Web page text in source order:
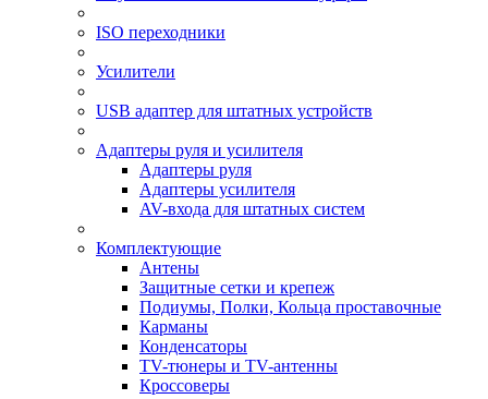
ISO переходники
Усилители
USB адаптер для штатных устройств
Адаптеры руля и усилителя
Адаптеры руля
Адаптеры усилителя
AV-входа для штатных систем
Комплектующие
Антены
Защитные сетки и крепеж
Подиумы, Полки, Кольца проставочные
Карманы
Конденсаторы
TV-тюнеры и TV-антенны
Кроссоверы